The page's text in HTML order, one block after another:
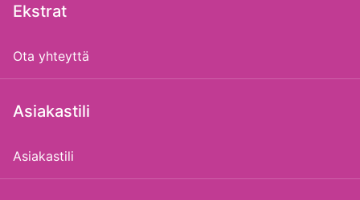
Ekstrat
Ota yhteyttä
Asiakastili
Asiakastili